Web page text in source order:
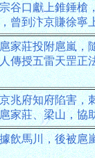
谷口獻上錐錘槍
曾到汴京賺徐寧
家莊投附扈嵐，
傳授五雷天罡正
兆府知府陷害，
家莊、梁山，協
飲馬川，後被扈